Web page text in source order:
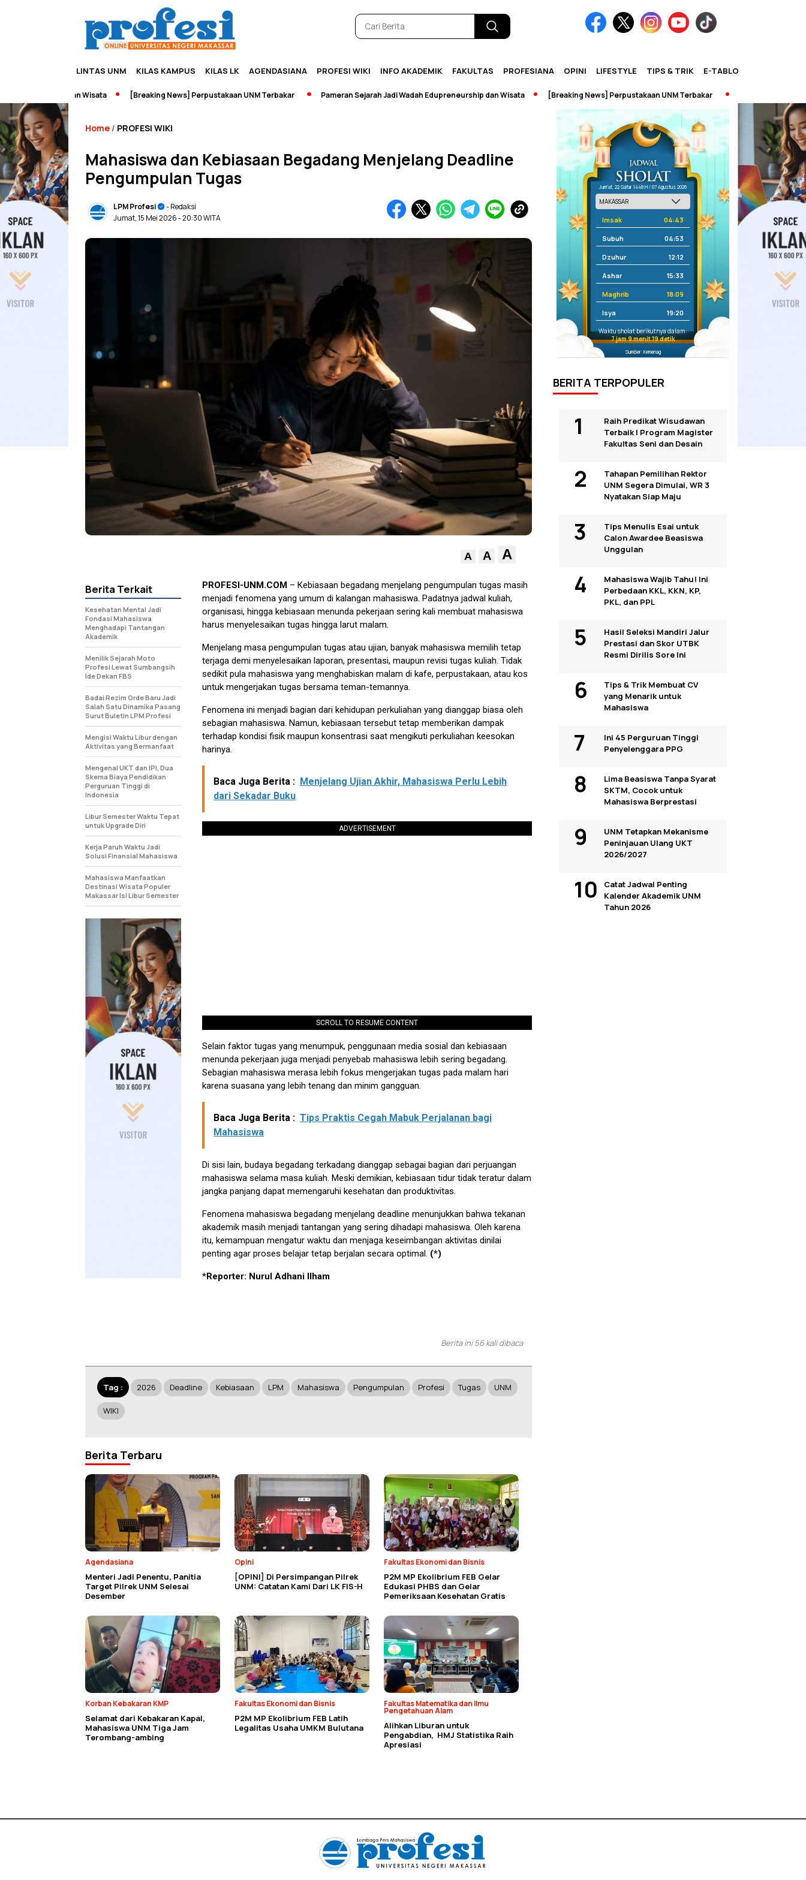
LINTAS UNM KILAS KAMPUS KILAS LK AGENDASIANA PROFESI WIKI INFO AKADEMIK FAKULTAS PROFESIANA OPINI LIFESTYLE TIPS & TRIK E-TABLOID
dan Wisata [Breaking News] Perpustakaan UNM Terbakar Pameran Sejarah Jadi Wadah Edupreneurship dan Wisata [Breaking News] Perpustakaan UNM Terbakar
Home / PROFESI WIKI
Mahasiswa dan Kebiasaan Begadang Menjelang Deadline
Pengumpulan Tugas
LPM Profesi
- Redaksi
Jumat, 15 Mei 2026- 20:30 WITA
A A A
PROFESI-UNM.COM – Kebiasaan begadang menjelang pengumpulan tugas masih
menjadi fenomena yang umum di kalangan mahasiswa. Padatnya jadwal kuliah,
organisasi, hingga kebiasaan menunda pekerjaan sering kali membuat mahasiswa
harus menyelesaikan tugas hingga larut malam.
Menjelang masa pengumpulan tugas atau ujian, banyak mahasiswa memilih tetap
terjaga demi menyelesaikan laporan, presentasi, maupun revisi tugas kuliah. Tidak
sedikit pula mahasiswa yang menghabiskan malam di kafe, perpustakaan, atau kos
untuk mengerjakan tugas bersama teman-temannya.
Fenomena ini menjadi bagian dari kehidupan perkuliahan yang dianggap biasa oleh
sebagian mahasiswa. Namun, kebiasaan tersebut tetap memberikan dampak
terhadap kondisi fisik maupun konsentrasi saat mengikuti perkuliahan keesokan
harinya.
Baca Juga Berita : Menjelang Ujian Akhir, Mahasiswa Perlu Lebih
dari Sekadar Buku
ADVERTISEMENT
SCROLL TO RESUME CONTENT
Selain faktor tugas yang menumpuk, penggunaan media sosial dan kebiasaan
menunda pekerjaan juga menjadi penyebab mahasiswa lebih sering begadang.
Sebagian mahasiswa merasa lebih fokus mengerjakan tugas pada malam hari
karena suasana yang lebih tenang dan minim gangguan.
Baca Juga Berita : Tips Praktis Cegah Mabuk Perjalanan bagi
Mahasiswa
Di sisi lain, budaya begadang terkadang dianggap sebagai bagian dari perjuangan
mahasiswa selama masa kuliah. Meski demikian, kebiasaan tidur tidak teratur dalam
jangka panjang dapat memengaruhi kesehatan dan produktivitas.
Fenomena mahasiswa begadang menjelang deadline menunjukkan bahwa tekanan
akademik masih menjadi tantangan yang sering dihadapi mahasiswa. Oleh karena
itu, kemampuan mengatur waktu dan menjaga keseimbangan aktivitas dinilai
penting agar proses belajar tetap berjalan secara optimal. (*)
*Reporter: Nurul Adhani Ilham
Berita Terkait
Kesehatan Mental Jadi
Fondasi Mahasiswa
Menghadapi Tantangan
Akademik
Menilik Sejarah Moto
Profesi Lewat Sumbangsih
Ide Dekan FBS
Badai Rezim Orde Baru Jadi
Salah Satu Dinamika Pasang
Surut Buletin LPM Profesi
Mengisi Waktu Libur dengan
Aktivitas yang Bermanfaat
Mengenal UKT dan IPI, Dua
Skema Biaya Pendidikan
Perguruan Tinggi di
Indonesia
Libur Semester Waktu Tepat
untuk Upgrade Diri
Kerja Paruh Waktu Jadi
Solusi Finansial Mahasiswa
Mahasiswa Manfaatkan
Destinasi Wisata Populer
Makassar Isi Libur Semester
Berita ini 56 kali dibaca
Tag : 2026 Deadline Kebiasaan LPM Mahasiswa Pengumpulan Profesi Tugas UNM
WIKI
Berita Terbaru
Agendasiana
Menteri Jadi Penentu, Panitia
Target Pilrek UNM Selesai
Desember
Opini
[OPINI] Di Persimpangan Pilrek
UNM: Catatan Kami Dari LK FIS-H
Fakultas Ekonomi dan Bisnis
P2M MP Ekolibrium FEB Gelar
Edukasi PHBS dan Gelar
Pemeriksaan Kesehatan Gratis
Korban Kebakaran KMP
Selamat dari Kebakaran Kapal,
Mahasiswa UNM Tiga Jam
Terombang-ambing
Fakultas Ekonomi dan Bisnis
P2M MP Ekolibrium FEB Latih
Legalitas Usaha UMKM Bulutana
Fakultas Matematika dan Ilmu
Pengetahuan Alam
Alihkan Liburan untuk
Pengabdian, HMJ Statistika Raih
Apresiasi
Jum'at, 22 Safar 1448 H / 07 Agustus 2026
Imsak 04:43
Subuh 04:53
Dzuhur 12:12
Ashar 15:33
Maghrib 18:09
Isya 19:20
Waktu sholat berikutnya dalam:
7 jam 9 menit 19 detik
Sumber: Kemenag
BERITA TERPOPULER
Raih Predikat Wisudawan
Terbaik I Program Magister
Fakultas Seni dan Desain
Tahapan Pemilihan Rektor
UNM Segera Dimulai, WR 3
Nyatakan Siap Maju
Tips Menulis Esai untuk
Calon Awardee Beasiswa
Unggulan
Mahasiswa Wajib Tahu! Ini
Perbedaan KKL, KKN, KP,
PKL, dan PPL
Hasil Seleksi Mandiri Jalur
Prestasi dan Skor UTBK
Resmi Dirilis Sore Ini
Tips & Trik Membuat CV
yang Menarik untuk
Mahasiswa
Ini 45 Perguruan Tinggi
Penyelenggara PPG
Lima Beasiswa Tanpa Syarat
SKTM, Cocok untuk
Mahasiswa Berprestasi
UNM Tetapkan Mekanisme
Peninjauan Ulang UKT
2026/2027
Catat Jadwal Penting
Kalender Akademik UNM
Tahun 2026